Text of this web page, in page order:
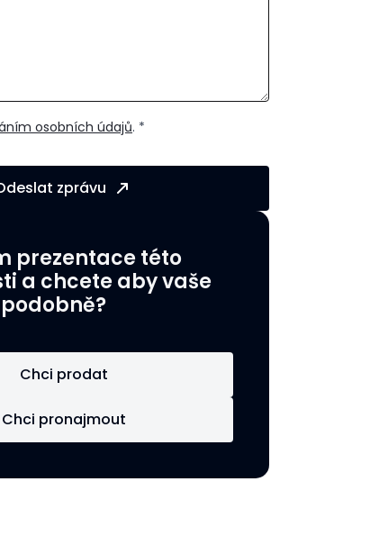
osobních údajů. *
zprávu
prezentace této
a chcete aby vaše
Chci prodat
Chci pronajmout